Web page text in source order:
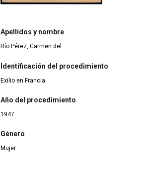
Apellidos y nombre
Río Pérez, Carmen del
Identificación del procedimiento
Exilio en Francia
Año del procedimiento
1947
Género
Mujer